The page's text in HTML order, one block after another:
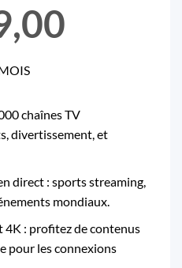
chaînes TV
divertissement, et
direct : sports streaming,
mondiaux.
4K : profitez de contenus
pour les connexions